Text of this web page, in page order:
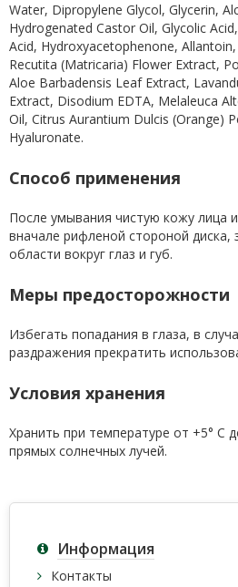
Water, Dipropylene Glycol, Glycerin,
Hydrogenated Castor Oil, Glycolic
Acid, Hydroxyacetophenone,
Recutita (Matricaria) Flower Extract,
Aloe Barbadensis Leaf Extract,
Extract, Disodium EDTA, Melaleuca
Oil, Citrus Aurantium Dulcis (Orange)
Hyaluronate.
Способ применения
После умывания чистую кожу лица
вначале рифленой стороной диска,
области вокруг глаз и губ.
Меры предосторожности
Избегать попадания в глаза, в
раздражения прекратить
Условия хранения
Хранить при температуре от +5° С
прямых солнечных лучей.
Информация
Контакты